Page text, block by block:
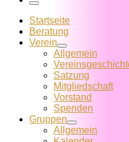
Menü
Startseite
Beratung
Verein
Allgemein
Satzung
Mitglied­schaft
Vorstand
Spenden
Gruppen
Allgemein